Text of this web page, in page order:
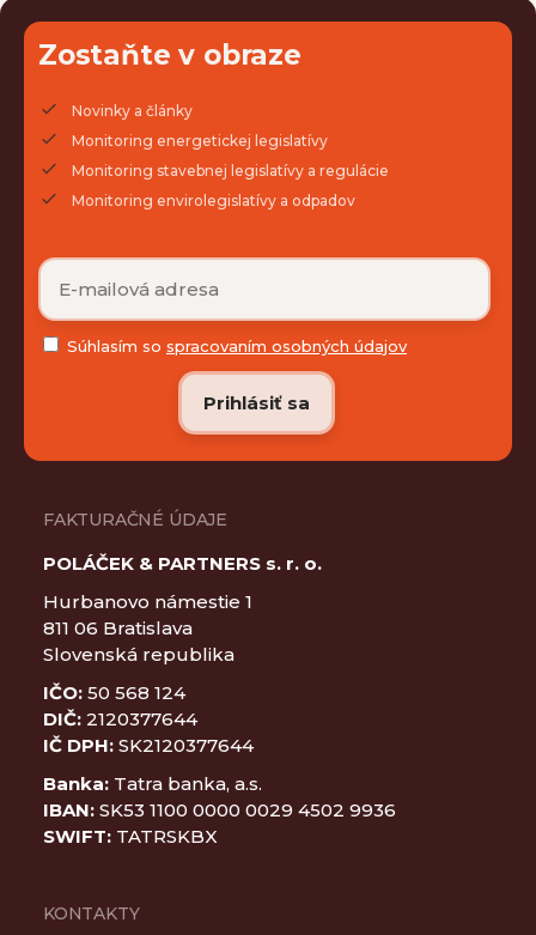
Zostaňte v obraze
Novinky a články
Monitoring energetickej legislatívy
Monitoring stavebnej legislatívy a regulácie
Monitoring envirolegislatívy a odpadov
Súhlasím so spracovaním osobných údajov
FAKTURAČNÉ ÚDAJE
POLÁČEK & PARTNERS s. r. o.
Hurbanovo námestie 1
811 06 Bratislava
Slovenská republika
IČO: 50 568 124
DIČ: 2120377644
IČ DPH: SK2120377644
Banka: Tatra banka, a.s.
IBAN: SK53 1100 0000 0029 4502 9936
SWIFT: TATRSKBX
KONTAKTY